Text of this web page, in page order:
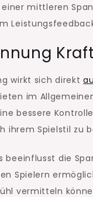
mittleren
wirkt sich direkt
im
bessere
ihrem Spielstil zu
beeinflusst die
Spielern
vermitteln